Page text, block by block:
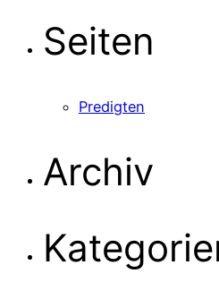
Seiten
Predigten
Archiv